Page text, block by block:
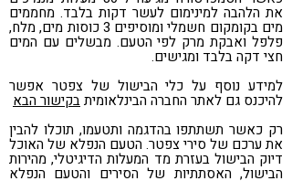
את הלהבה למינימום לעשר דקות בלבד. מחממים
מים בקומקום חשמלי ומוסיפים 3 כוסות מים, מלח,
פלפל ואבקת מרק לפי הטעם. מבשלים עם המים
חצי דקה בלבד ומגישים.
למידע נוסף על כלי הבישול של צפטר אפשר
להיכנס גם לאתר החברה הבינלאומיתבקישור הבא
רק כאשר תשתתפו בהדגמה ותטעמו, תוכלו להבין
את ערכם של סירי צפטר. הטעם הנפלא של האוכל
דיוק הבישול בעזרת מד המעלות הדיגיטלי, מהירות
הבישול, האסתתיות של הסירים והטעם הנפלא